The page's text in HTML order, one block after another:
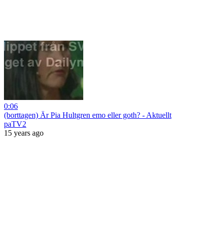
0:06
(borttagen) Är Pia Hultgren emo eller goth? - Aktuellt
paTV2
15 years ago